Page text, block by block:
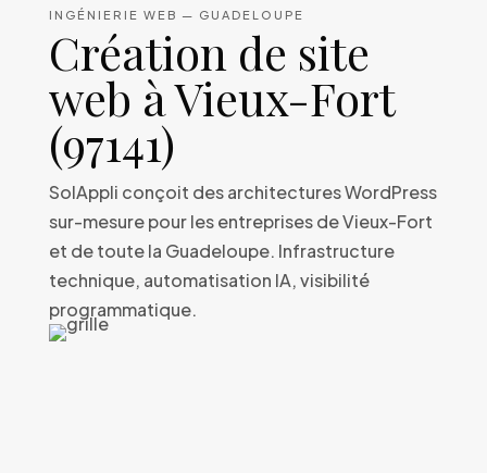
INGÉNIERIE WEB — GUADELOUPE
Création de site
web à Vieux-Fort
(97141)
SolAppli conçoit des architectures WordPress
sur-mesure pour les entreprises de Vieux-Fort
et de toute la Guadeloupe. Infrastructure
technique, automatisation IA, visibilité
programmatique.